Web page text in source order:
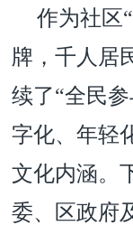
作为社区
牌，千人居
续了“全民
字化、年轻
文化内涵。
委、区政府